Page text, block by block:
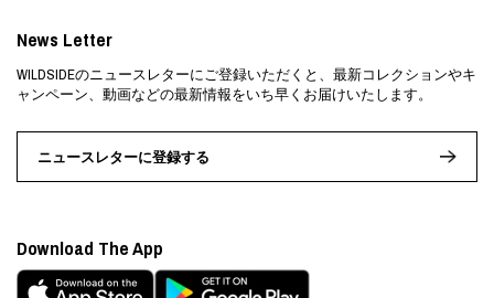
News Letter
WILDSIDEのニュースレターにご登録いただくと、最新コレクションやキ
ャンペーン、動画などの最新情報をいち早くお届けいたします。
ニュースレターに登録する
Download The App